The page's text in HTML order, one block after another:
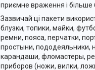
приємне враження і більше
Зазвичай ці пакети
блузки, топики, майки,
ремни, пояса, перчатки,
простыни, пододеяльники,
карандаши, фломастеры,
приборов (ножи, вилки,